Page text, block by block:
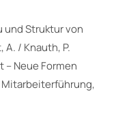
und Struktur von
/ Knauth, P.
– Neue Formen